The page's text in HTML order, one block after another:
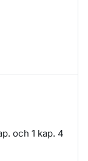
och 1 kap. 4